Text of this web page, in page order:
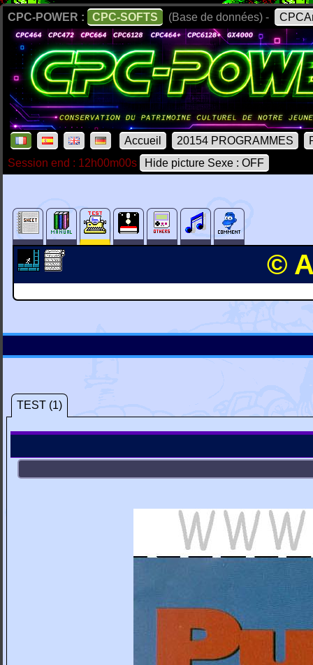
CPC-POWER : CPC-SOFTS (Base de données) -
Accueil 20154 PROGRAMMES
Session end : 12h00m00s
Hide picture Sexe : OFF
©
TEST (1)